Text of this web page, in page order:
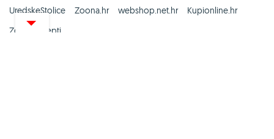
UredskeStolice
Zoona.hr webshop.net.hr
Kupionline.hr
Zdravi recepti